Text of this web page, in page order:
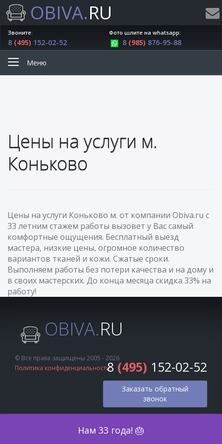
OBIVA.RU
Нам 33 года! 🎂
Звоните:
8 (495) 152-02-52
Фото шлите на whatsapp:
8 (985) 876-95-88
Меню
Цены на услуги м.
Коньково
Цены на услуги Коньково м. от компании Obiva.ru с
33 летним стажем работы вызовет у Вас самый
комфортные ощущения. Бесплатный выезд
мастера, низкие цены, огромное количество
вариантов тканей и кожи. Сжатые сроки.
Выполняем работы без потери качества и на дому и
в своих мастерских. До конца месяца скидка 33% на
работу!
OBIVA.RU
© Все права защищены 2005 - 2026
Политика конфиденциальности8 (495) 152-02-52
Заказать обратный
звонок